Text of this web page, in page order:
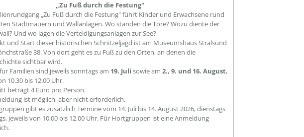
„Zu Fuß durch die Festung"
„Zu Fuß durch die Festung" führt Kinder und Erwachsene rund
Stadtmauern und Wallanlagen. Wo standen die Tore? Wozu diente der
Und wo lagen die Verteidigungsanlagen zur See?
und Start dieser historischen Schnitzeljagd ist am Museumshaus Stralsund
38. Von dort geht es zu Fuß zu den Orten, an denen die
sichtbar wird.
Familien sind jeweils sonntags am 19. Juli sowie am 2., 9. und 16. August,
10.30 bis 12.00 Uhr.
beträgt 4 Euro pro Person.
ist möglich, aber nicht erforderlich.
gibt es zusätzlich Termine vom 14. Juli bis 14. August 2026, dienstags
jeweils von 10.00 bis 12.00 Uhr. Für Hortgruppen ist eine Anmeldung